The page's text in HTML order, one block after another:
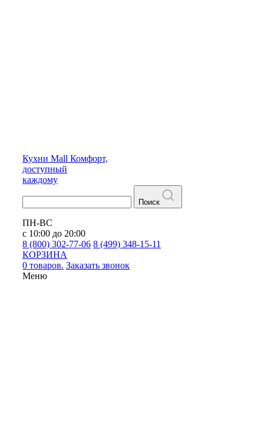
Кухни Mall Комфорт,
доступный
каждому
Поиск
ПН-ВС
с 10:00 до 20:00
8 (800) 302-77-06 8 (499) 348-15-11
КОРЗИНА
0 товаров. Заказать звонок
Меню